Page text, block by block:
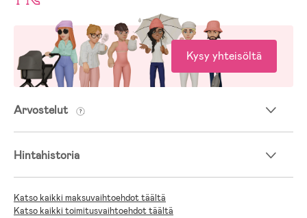
Kysy yhteisöltä
Arvostelut
Hintahistoria
Katso kaikki maksuvaihtoehdot täältä
Katso kaikki toimitusvaihtoehdot täältä